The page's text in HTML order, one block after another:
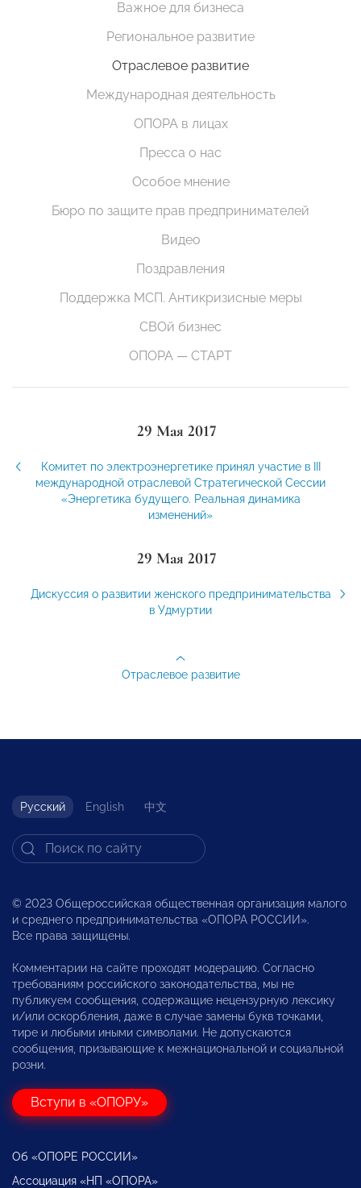
Важное для бизнеса
Региональное развитие
Отраслевое развитие
Международная деятельность
ОПОРА в лицах
Пресса о нас
Особое мнение
Бюро по защите прав предпринимателей
Видео
Поздравления
Поддержка МСП. Антикризисные меры
СВОй бизнес
ОПОРА — СТАРТ
29 Мая 2017
Комитет по электроэнергетике принял участие в III
международной отраслевой Стратегической Сессии
«Энергетика будущего. Реальная динамика
изменений»
29 Мая 2017
Дискуссия о развитии женского предпринимательства
в Удмуртии
Отраслевое развитие
Русский English 中文
© 2023 Общероссийская общественная организация малого
и среднего предпринимательства «ОПОРА РОССИИ».
Все права защищены.
Комментарии на сайте проходят модерацию. Согласно
требованиям российского законодательства, мы не
публикуем сообщения, содержащие нецензурную лексику
и/или оскорбления, даже в случае замены букв точками,
тире и любыми иными символами. Не допускаются
сообщения, призывающие к межнациональной и социальной
розни.
Вступи в «ОПОРУ»
Об «ОПОРЕ РОССИИ»
Ассоциация «НП «ОПОРА»